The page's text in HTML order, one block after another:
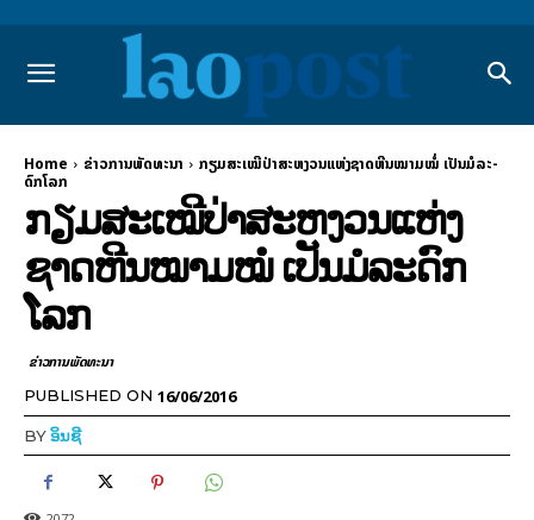
Home ຂ່າວການພັດທະນາ
ກຽມ​ສະ­ເໝີ​ປ່າ​ສະ­ຫງວນ​ແຫ່ງ​ຊາດຫີນ​ໝາມ​ໝໍ່ ເປັນ​ມໍ­ລະ­
ດົກ​ໂລກ
ກຽມ​ສະ­ເໝີ​ປ່າ​ສະ­ຫງວນ​ແຫ່ງ​
ຊາດຫີນ​ໝາມ​ໝໍ່ ເປັນ​ມໍ­ລະ­ດົກ​
ໂລກ
ຂ່າວການພັດທະນາ
PUBLISHED ON 16/06/2016
BYອິນຊີ